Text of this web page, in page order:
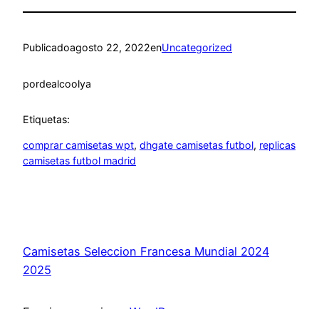
Publicadoagosto 22, 2022enUncategorized
pordealcoolya
Etiquetas:
comprar camisetas wpt, dhgate camisetas futbol, replicas
camisetas futbol madrid
Camisetas Seleccion Francesa Mundial 2024
2025